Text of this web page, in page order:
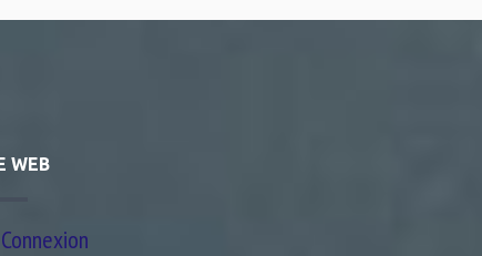
WEB
Connexion